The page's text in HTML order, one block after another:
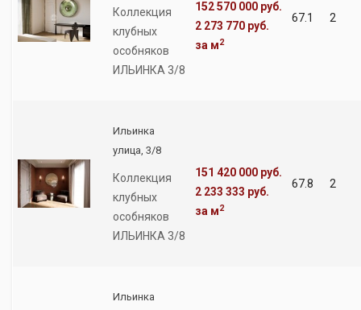
Коллекция
клубных
особняков
ИЛЬИНКА 3/8
152 570 000 руб.
2 273 770 руб.
за м2
67.1 2
Ильинка
улица, 3/8
Коллекция
клубных
особняков
ИЛЬИНКА 3/8
151 420 000 руб.
2 233 333 руб.
за м2
67.8 2
Ильинка